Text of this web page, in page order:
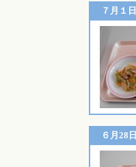
７月１日
６月28日